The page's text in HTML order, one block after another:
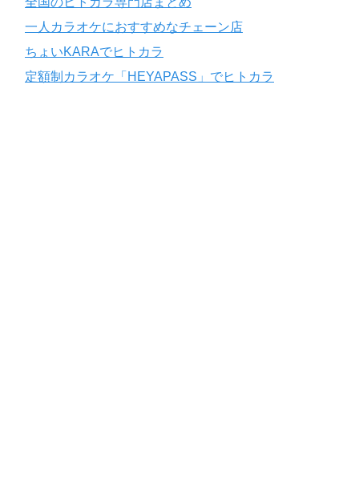
一人カラオケにおすすめなチェーン店
ちょいKARAでヒトカラ
定額制カラオケ「HEYAPASS」でヒトカラ